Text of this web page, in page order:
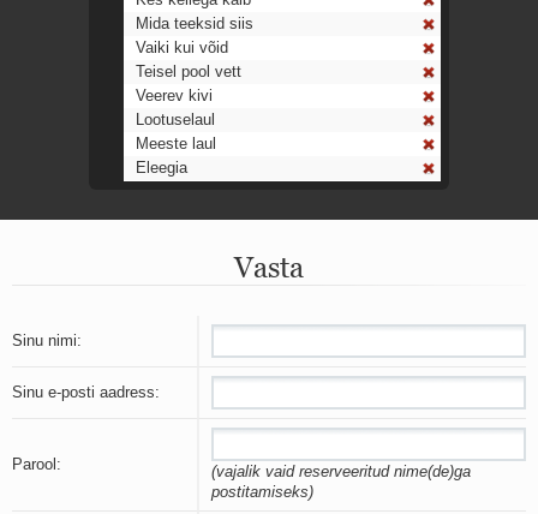
Mida teeksid siis
Vaiki kui võid
Teisel pool vett
Veerev kivi
Lootuselaul
Meeste laul
Eleegia
Ahtumine
Mu isamaa on minu arm
Ih-ih-hii ja ah-ah-haa
Päikeselapsed
Laul võimalusest
Nii vaikseks kõik on jäänud
Mis saab sellest loomusevalust
Vasta
Sinu nimi:
Sinu e-posti aadress:
Parool:
(vajalik vaid reserveeritud nime(de)ga
postitamiseks)